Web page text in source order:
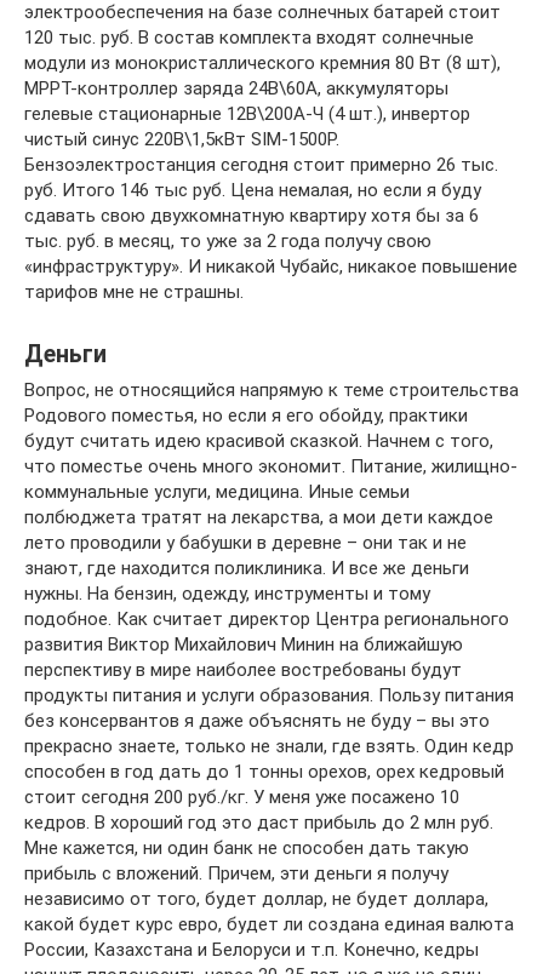
электрообеспечения на базе солнечных батарей стоит
120 тыс. руб. В состав комплекта входят солнечные
модули из монокристаллического кремния 80 Вт (8 шт),
MPPT-контроллер заряда 24В\60А, аккумуляторы
гелевые стационарные 12В\200А-Ч (4 шт.), инвертор
чистый синус 220В\1,5кВт SIM-1500P.
Бензоэлектростанция сегодня стоит примерно 26 тыс.
руб. Итого 146 тыс руб. Цена немалая, но если я буду
сдавать свою двухкомнатную квартиру хотя бы за 6
тыс. руб. в месяц, то уже за 2 года получу свою
«инфраструктуру». И никакой Чубайс, никакое повышение
тарифов мне не страшны.
Деньги
Вопрос, не относящийся напрямую к теме строительства
Родового поместья, но если я его обойду, практики
будут считать идею красивой сказкой. Начнем с того,
что поместье очень много экономит. Питание, жилищно-
коммунальные услуги, медицина. Иные семьи
полбюджета тратят на лекарства, а мои дети каждое
лето проводили у бабушки в деревне – они так и не
знают, где находится поликлиника. И все же деньги
нужны. На бензин, одежду, инструменты и тому
подобное. Как считает директор Центра регионального
развития Виктор Михайлович Минин на ближайшую
перспективу в мире наиболее востребованы будут
продукты питания и услуги образования. Пользу питания
без консервантов я даже объяснять не буду – вы это
прекрасно знаете, только не знали, где взять. Один кедр
способен в год дать до 1 тонны орехов, орех кедровый
стоит сегодня 200 руб./кг. У меня уже посажено 10
кедров. В хороший год это даст прибыль до 2 млн руб.
Мне кажется, ни один банк не способен дать такую
прибыль с вложений. Причем, эти деньги я получу
независимо от того, будет доллар, не будет доллара,
какой будет курс евро, будет ли создана единая валюта
России, Казахстана и Белоруси и т.п. Конечно, кедры